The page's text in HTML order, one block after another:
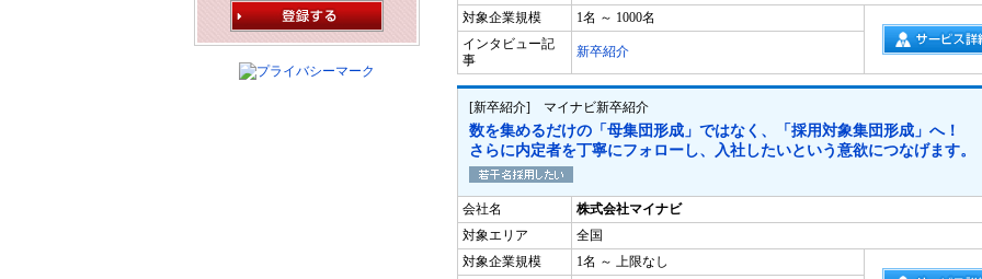
対象企業規模
1名 ～ 1000名
インタビュー記
事
新卒紹介
[新卒紹介] マイナビ新卒紹介
数を集めるだけの「母集団形成」ではなく、「採用対象集団形成」へ！
さらに内定者を丁寧にフォローし、入社したいという意欲につなげます。
会社名
株式会社マイナビ
対象エリア
全国
対象企業規模
1名 ～ 上限なし